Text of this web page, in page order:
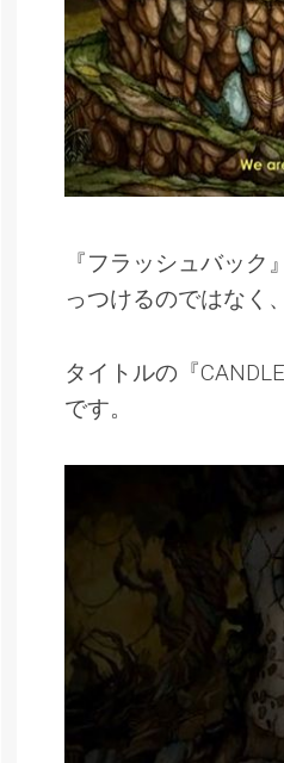
『フラッシュバッ
っつけるのではなく
タイトルの『
です。